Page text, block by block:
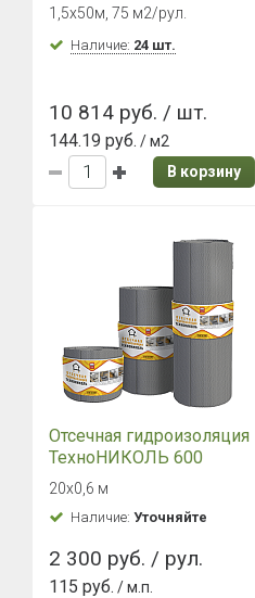
м2)
1,5х50м, 75 м2/рул.
Наличие: 24 шт.
10 814 руб. / шт.
144.19 руб. / м2
В корзину
Отсечная гидроизоляция
ТехноНИКОЛЬ 600
20х0,6 м
Наличие: Уточняйте
2 300 руб. / рул.
115 руб. / м.п.